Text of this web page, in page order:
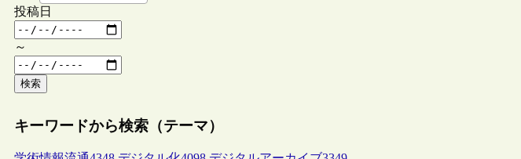
投稿日
～
検索
キーワードから検索（テーマ）